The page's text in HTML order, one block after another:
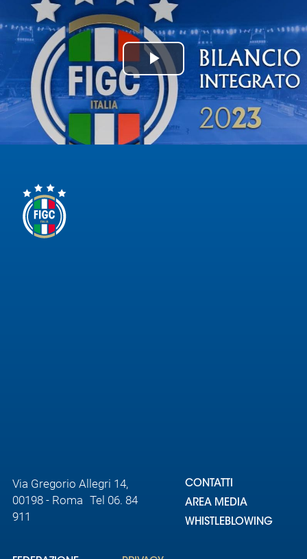
Museo
del
Calcio
Shop
partner
delle
nazionali
Assicurazione
Play
Video
Via Gregorio Allegri 14,
00198 - Roma Tel 06. 84
911
CONTATTI
AREA MEDIA
WHISTLEBLOWING